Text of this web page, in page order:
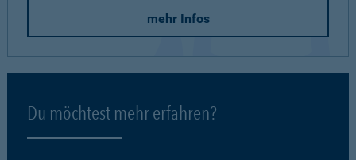
mehr Infos
Du möchtest mehr erfahren?